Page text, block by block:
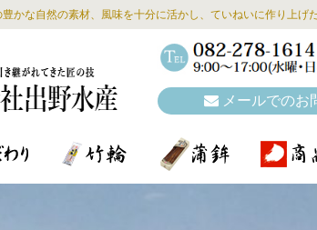
かな自然の素材、風味を十分に活かし、ていねいに作り上げた
メールでのお